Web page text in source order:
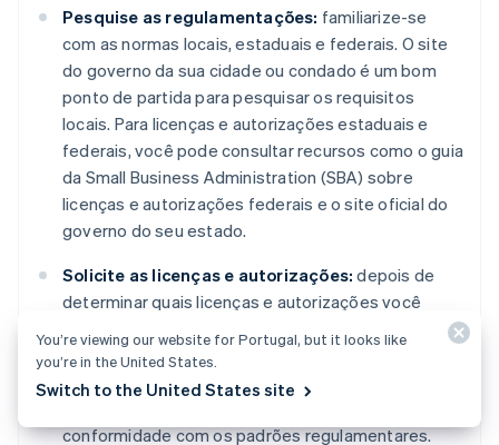
Pesquise as regulamentações: familiarize-se
com as normas locais, estaduais e federais. O site
do governo da sua cidade ou condado é um bom
ponto de partida para pesquisar os requisitos
locais. Para licenças e autorizações estaduais e
federais, você pode consultar recursos como o guia
da Small Business Administration (SBA) sobre
licenças e autorizações federais e o site oficial do
governo do seu estado.
Solicite as licenças e autorizações: depois de
determinar quais licenças e autorizações você
precisa, o próximo passo é solicitá-las. Isso envolve
preencher formulários de solicitação, pagar taxas e,
ocasionalmente, passar por inspeções ou testes
conformidade com os padrões regulamentares.
You’re viewing our website for Portugal, but it looks like
you’re in the United States.
Switch to the United States site